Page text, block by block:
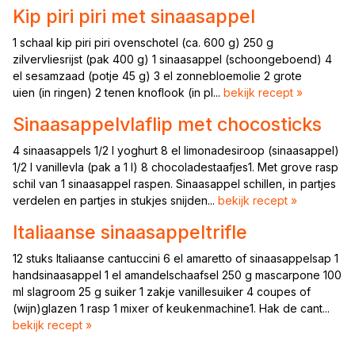
Kip piri piri met sinaasappel
1 schaal kip piri piri ovenschotel (ca. 600 g) 250 g
zilvervliesrijst (pak 400 g) 1 sinaasappel (schoongeboend) 4
el sesamzaad (potje 45 g) 3 el zonnebloemolie 2 grote
uien (in ringen) 2 tenen knoflook (in pl... bekijk recept »
Sinaasappelvlaflip met chocosticks
4 sinaasappels 1/2 l yoghurt 8 el limonadesiroop (sinaasappel)
1/2 l vanillevla (pak a 1 l) 8 chocoladestaafjes1. Met grove rasp
schil van 1 sinaasappel raspen. Sinaasappel schillen, in partjes
verdelen en partjes in stukjes snijden... bekijk recept »
Italiaanse sinaasappeltrifle
12 stuks Italiaanse cantuccini 6 el amaretto of sinaasappelsap 1
handsinaasappel 1 el amandelschaafsel 250 g mascarpone 100
ml slagroom 25 g suiker 1 zakje vanillesuiker 4 coupes of
(wijn)glazen 1 rasp 1 mixer of keukenmachine1. Hak de cant...
bekijk recept »